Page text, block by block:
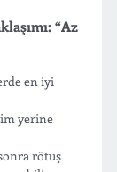
“Az
en iyi
yerine
rötuş